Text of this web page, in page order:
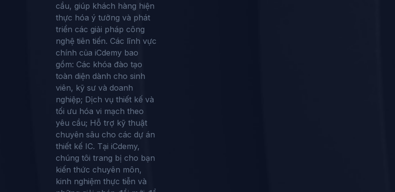
cầu, giúp khách hàng hiện
thực hóa ý tưởng và phát
triển các giải pháp công
nghệ tiên tiến. Các lĩnh vực
chính của iCdemy bao
gồm: Các khóa đào tạo
toàn diện dành cho sinh
viên, kỹ sư và doanh
nghiệp; Dịch vụ thiết kế và
tối ưu hóa vi mạch theo
yêu cầu; Hỗ trợ kỹ thuật
chuyên sâu cho các dự án
thiết kế IC. Tại iCdemy,
chúng tôi trang bị cho bạn
kiến thức chuyên môn,
kinh nghiệm thực tiễn và